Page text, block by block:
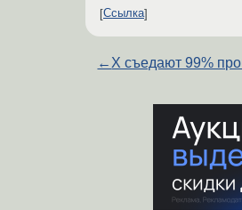
Ссылка
← X съедают 99%